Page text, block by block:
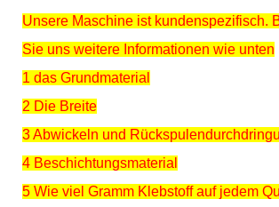
Unsere Maschine ist kundenspezifisch.
Sie uns weitere Informationen wie unten
1 das Grundmaterial
2 Die Breite
3 Abwickeln und
4 Beschichtungsmaterial
5 Wie viel Gramm Klebstoff auf jedem